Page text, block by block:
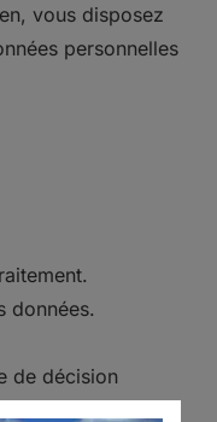
vous disposez
personnelles
données.
de décision